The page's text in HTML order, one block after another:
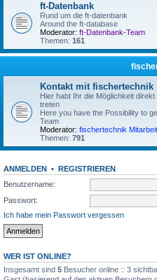
ft-Datenbank
Rund um die ft-datenbank
Around the ft-database
Moderator: ft-Datenbank-Team
Themen: 161
Kontakt mit fischertechnik
Hier habt Ihr die Möglichkeit
treten
Here you have the Possibility to
Team
Moderator: fischertechnik
Themen: 791
ANMELDEN • REGISTRIEREN
Benutzername:
Passwort:
Ich habe mein Passwort vergessen
WER IST ONLINE?
Insgesamt sind 5 Besucher online :: 3